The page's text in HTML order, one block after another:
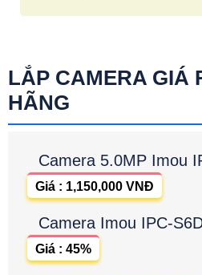
LẮP CAMERA GIÁ
HÃNG
Camera 5.0MP Imou
Giá : 1,150,000 VNĐ
Camera Imou IPC-
Giá : 45%